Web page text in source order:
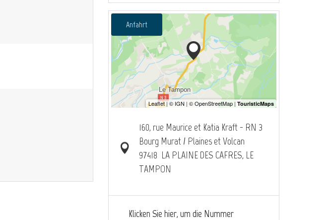
Anfahrt
160, rue Maurice et Katia Kraft - RN 3
Bourg Murat / Plaines et Volcan
97418 LA PLAINE DES CAFRES, LE
TAMPON
Klicken Sie hier, um die Nummer